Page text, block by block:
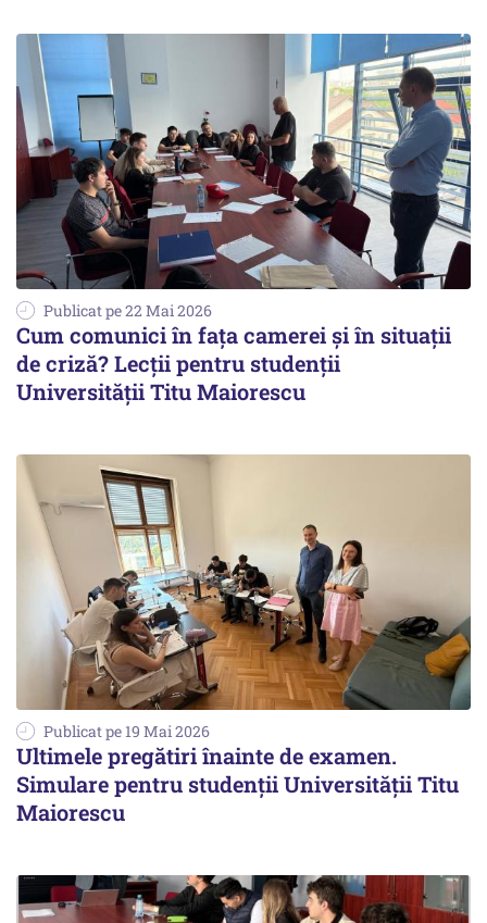
Publicat pe 22 Mai 2026
Cum comunici în fața camerei și în situații
de criză? Lecții pentru studenții
Universității Titu Maiorescu
Publicat pe 19 Mai 2026
Ultimele pregătiri înainte de examen.
Simulare pentru studenții Universității Titu
Maiorescu